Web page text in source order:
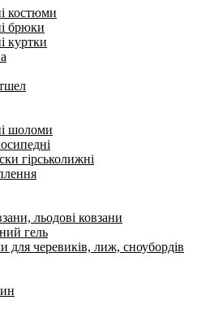
костюми
брюки
куртки
шоломи
гірськолижні
льодові ковзани
гель
для черевиків, лиж, сноубордів